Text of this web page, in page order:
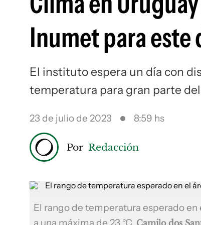
Inumet para
El instituto espera un día con
temperatura para gran parte
23 de julio de 2023 8:59 hs
Por Redacción
El rango de temperatura esperado en
Camilo dos